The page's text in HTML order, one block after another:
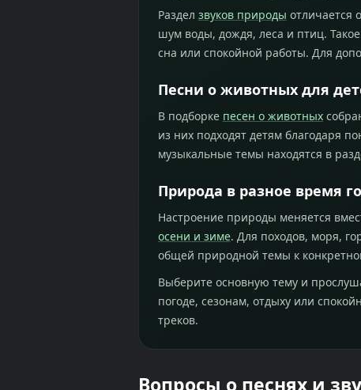
Раздел звуков природы отличается
шум воды, дождя, леса и птиц.
сна или спокойной работы. Для
Песни о животных для
В подборке песен о животных
из них подходят детям благодаря
музыкальные темы находятся в
Природа в разное время
Настроение природы меняется
осени и зиме. Для походов, моря,
общей природной темы к
Выберите основную тему и
погоде, сезонам, отдыху или
треков.
Вопросы о песнях и